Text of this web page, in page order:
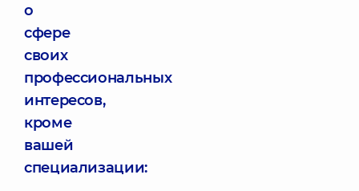
о
сфере
своих
профессиональных
интересов,
кроме
вашей
специализации: